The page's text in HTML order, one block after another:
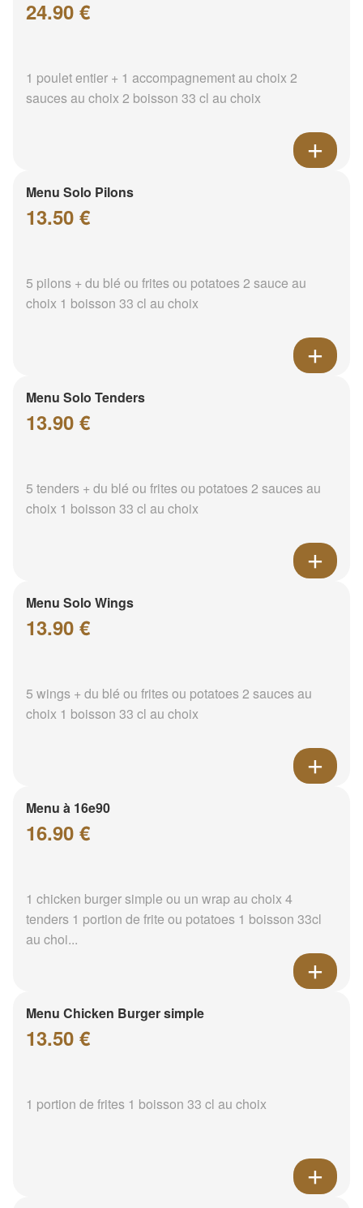
24.90 €
1 poulet entier + 1 accompagnement au choix 2
sauces au choix 2 boisson 33 cl au choix
Menu Solo Pilons
13.50 €
5 pilons + du blé ou frites ou potatoes 2 sauce au
choix 1 boisson 33 cl au choix
Menu Solo Tenders
13.90 €
5 tenders + du blé ou frites ou potatoes 2 sauces au
choix 1 boisson 33 cl au choix
Menu Solo Wings
13.90 €
5 wings + du blé ou frites ou potatoes 2 sauces au
choix 1 boisson 33 cl au choix
Menu à 16e90
16.90 €
1 chicken burger simple ou un wrap au choix 4
tenders 1 portion de frite ou potatoes 1 boisson 33cl
au choi...
Menu Chicken Burger simple
13.50 €
1 portion de frites 1 boisson 33 cl au choix